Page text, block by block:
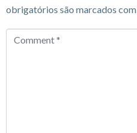
obrigatórios são marcados com
Comment